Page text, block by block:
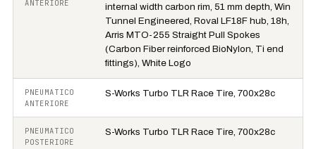
ANTERIORE
internal width carbon rim, 51 mm depth, Win
Tunnel Engineered, Roval LF18F hub, 18h,
Arris MTO-255 Straight Pull Spokes
(Carbon Fiber reinforced BioNylon, Ti end
fittings), White Logo
PNEUMATICO
ANTERIORE
S-Works Turbo TLR Race Tire, 700x28c
PNEUMATICO
POSTERIORE
S-Works Turbo TLR Race Tire, 700x28c